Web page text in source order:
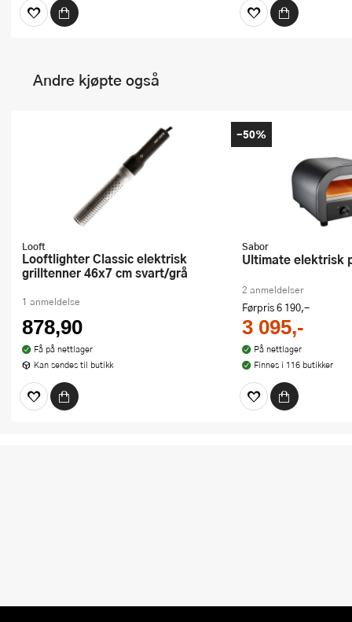
Andre kjøpte også
Looft
Looftlighter Classic elektrisk
grilltenner 46x7 cm svart/grå
1 anmeldelse
878,90
Få på nettlager
Kan sendes til butikk
Sabor
Ultimate elektrisk
2 anmeldelser
Førpris6 190,-
3 095,-
På nettlager
Finnes i 116 butikker
-50%